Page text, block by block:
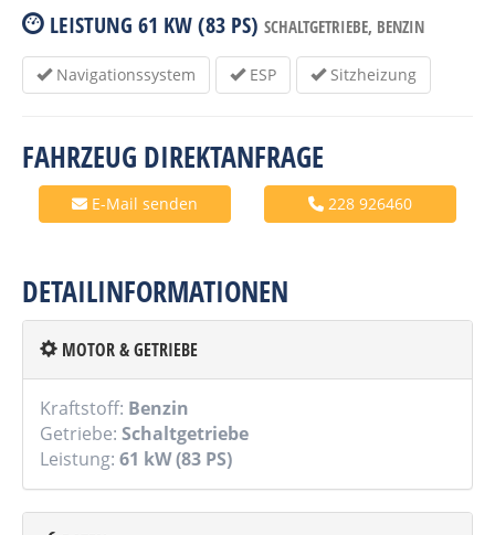
LEISTUNG 61 KW (83 PS) SCHALTGETRIEBE, BENZIN
Navigationssystem ESP Sitzheizung
FAHRZEUG DIREKTANFRAGE
E-Mail senden 228 926460
DETAILINFORMATIONEN
MOTOR & GETRIEBE
Kraftstoff: Benzin
Getriebe: Schaltgetriebe
Leistung: 61 kW (83 PS)